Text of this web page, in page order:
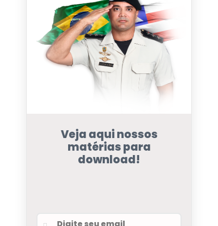
Veja aqui nossos
matérias para
download!